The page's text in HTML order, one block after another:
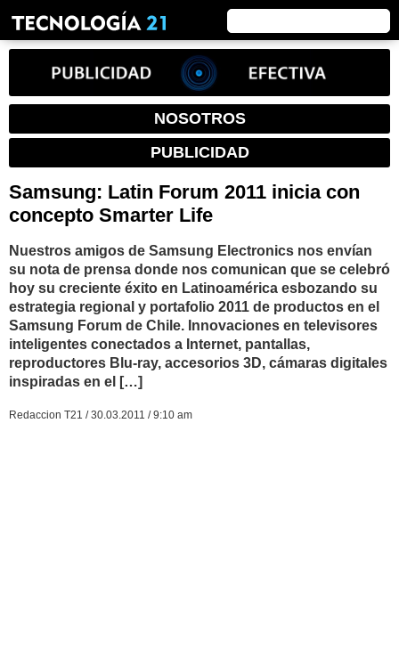
NOSOTROS
PUBLICIDAD
Samsung: Latin Forum 2011 inicia con
concepto Smarter Life
Nuestros amigos de Samsung Electronics nos envían
su nota de prensa donde nos comunican que se celebró
hoy su creciente éxito en Latinoamérica esbozando su
estrategia regional y portafolio 2011 de productos en el
Samsung Forum de Chile. Innovaciones en televisores
inteligentes conectados a Internet, pantallas,
reproductores Blu-ray, accesorios 3D, cámaras digitales
inspiradas en el […]
Redaccion T21 / 30.03.2011 / 9:10 am